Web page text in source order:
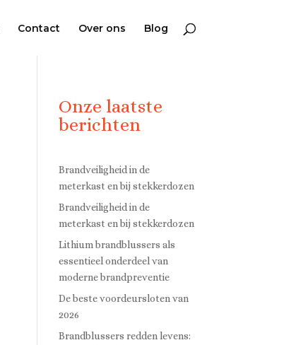
Contact Over ons Blog
Onze laatste
berichten
Brandveiligheid in de
meterkast en bij stekkerdozen
Brandveiligheid in de
meterkast en bij stekkerdozen
Lithium brandblussers als
essentieel onderdeel van
moderne brandpreventie
De beste voordeursloten van
2026
Brandblussers redden levens: